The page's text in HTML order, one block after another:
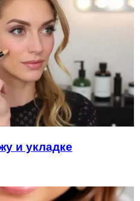
и укладке